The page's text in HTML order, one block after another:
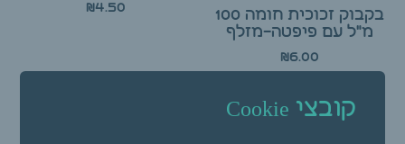
בקבוק זכוכית חומה 100
מ"ל עם פיפטה-מזלף
₪6.00
הוספה לסל
₪4.50
קובצי Cookie